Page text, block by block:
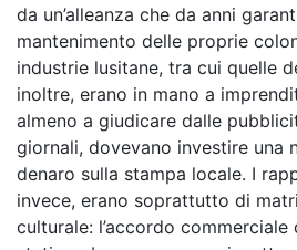
da un’alleanza che da anni
mantenimento delle proprie
industrie lusitane, tra cui quelle
inoltre, erano in mano a
almeno a giudicare dalle
giornali, dovevano investire una
denaro sulla stampa locale. I
invece, erano soprattutto di
culturale: l’accordo